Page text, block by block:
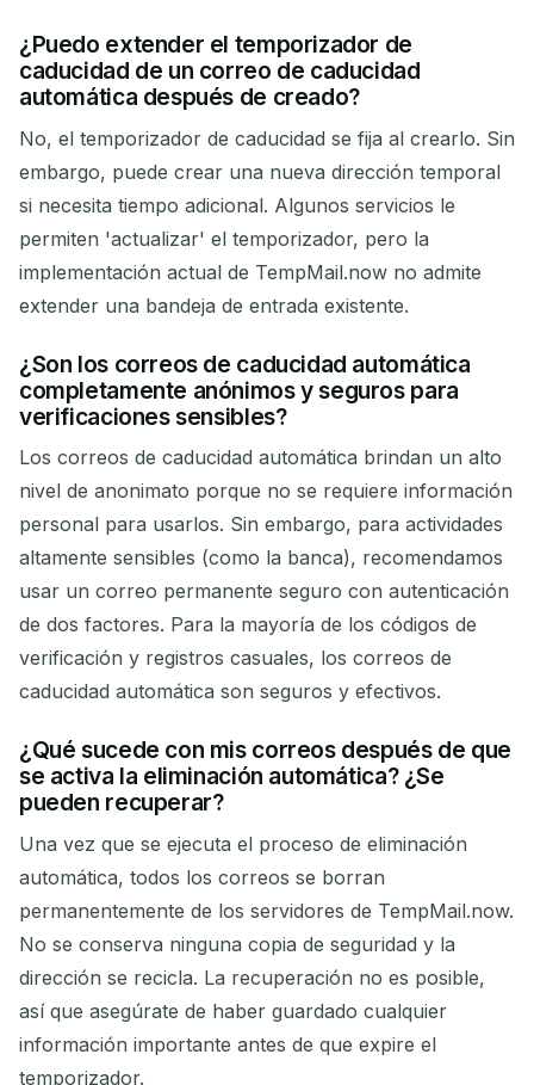
¿Puedo extender el temporizador de
caducidad de un correo de caducidad
automática después de creado?
No, el temporizador de caducidad se fija al crearlo. Sin
embargo, puede crear una nueva dirección temporal
si necesita tiempo adicional. Algunos servicios le
permiten 'actualizar' el temporizador, pero la
implementación actual de TempMail.now no admite
extender una bandeja de entrada existente.
¿Son los correos de caducidad automática
completamente anónimos y seguros para
verificaciones sensibles?
Los correos de caducidad automática brindan un alto
nivel de anonimato porque no se requiere información
personal para usarlos. Sin embargo, para actividades
altamente sensibles (como la banca), recomendamos
usar un correo permanente seguro con autenticación
de dos factores. Para la mayoría de los códigos de
verificación y registros casuales, los correos de
caducidad automática son seguros y efectivos.
¿Qué sucede con mis correos después de que
se activa la eliminación automática? ¿Se
pueden recuperar?
Una vez que se ejecuta el proceso de eliminación
automática, todos los correos se borran
permanentemente de los servidores de TempMail.now.
No se conserva ninguna copia de seguridad y la
dirección se recicla. La recuperación no es posible,
así que asegúrate de haber guardado cualquier
información importante antes de que expire el
temporizador.